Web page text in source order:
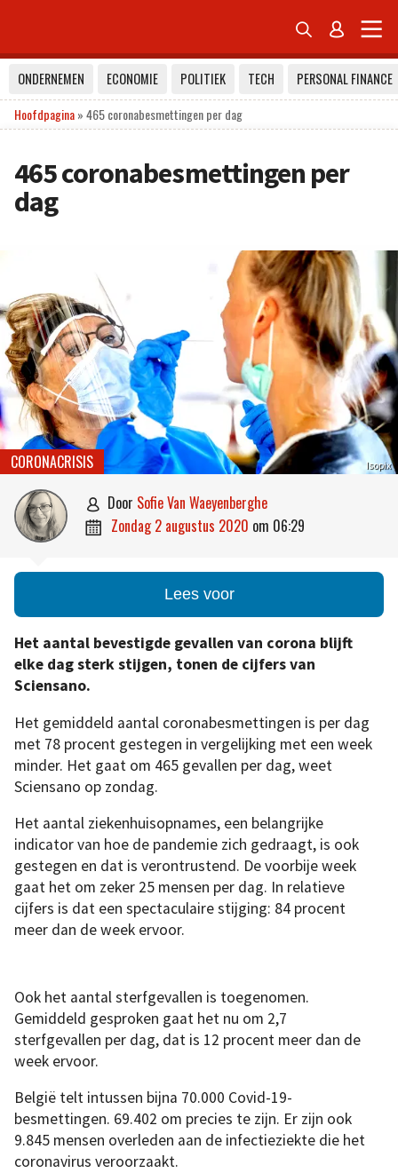
 
ONDERNEMEN ECONOMIE POLITIEK TECH
PERSONAL FINANCE
Hoofdpagina»465 coronabesmettingen per dag
465 coronabesmettingen per
dag
Isopix
CORONACRISIS
 door Sofie Van Waeyenberghe
 zondag 2 augustus 2020 om 06:29
Lees voor
Het aantal bevestigde gevallen van corona blijft
elke dag sterk stijgen, tonen de cijfers van
Sciensano.
Het gemiddeld aantal coronabesmettingen is per dag
met 78 procent gestegen in vergelijking met een week
minder. Het gaat om 465 gevallen per dag, weet
Sciensano op zondag.
Het aantal ziekenhuisopnames, een belangrijke
indicator van hoe de pandemie zich gedraagt, is ook
gestegen en dat is verontrustend. De voorbije week
gaat het om zeker 25 mensen per dag. In relatieve
cijfers is dat een spectaculaire stijging: 84 procent
meer dan de week ervoor.
Ook het aantal sterfgevallen is toegenomen.
Gemiddeld gesproken gaat het nu om 2,7
sterfgevallen per dag, dat is 12 procent meer dan de
week ervoor.
België telt intussen bijna 70.000 Covid-19-
besmettingen. 69.402 om precies te zijn. Er zijn ook
9.845 mensen overleden aan de infectieziekte die het
coronavirus veroorzaakt.